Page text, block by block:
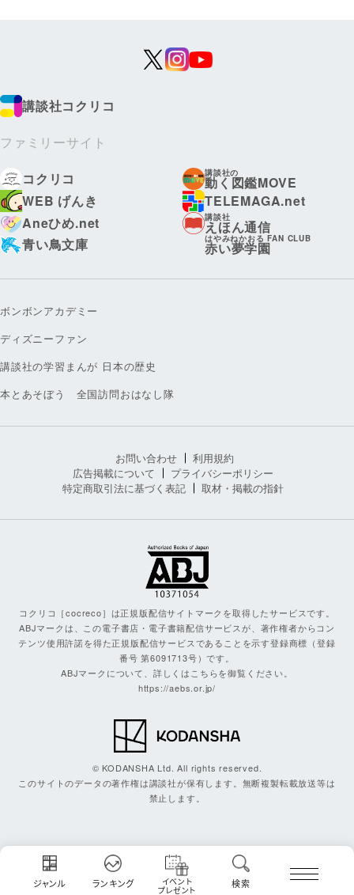
ジャンル ランキング イベント
プレゼント
検索
講談社コクリコ
ファミリーサイト
コクリコ
講談社の
動く図鑑MOVE
WEB げんき
TELEMAGA.net
Aneひめ.net
講談社
えほん通信
青い鳥文庫
はやみねかおる FAN CLUB
赤い夢学園
ボンボンアカデミー
ディズニーファン
講談社の学習まんが 日本の歴史
本とあそぼう 全国訪問おはなし隊
お問い合わせ
利用規約
広告掲載について
プライバシーポリシー
特定商取引法に基づく表記
取材・掲載の指針
コクリコ［cocreco］は正規版配信サイトマークを取得したサービスです。
ABJマークは、この電子書店・電子書籍配信サービスが、著作権者からコン
テンツ使用許諾を得た正規版配信サービスであることを示す登録商標（登録
番号 第6091713号）です。
ABJマークについて、詳しくはこちらを御覧ください。
https://aebs.or.jp/
© KODANSHA Ltd. All rights reserved.
このサイトのデータの著作権は講談社が保有します。無断複製転載放送等は
禁止します。